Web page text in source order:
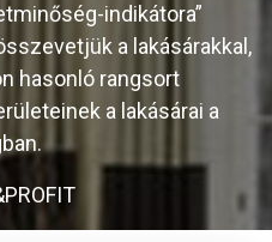
indikátora”
a lakásárakkal,
hasonló rangsort
a lakásárai a